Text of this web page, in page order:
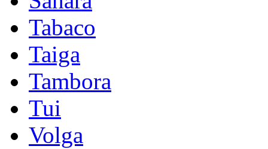
Tabaco
Taiga
Tambora
Tui
Volga